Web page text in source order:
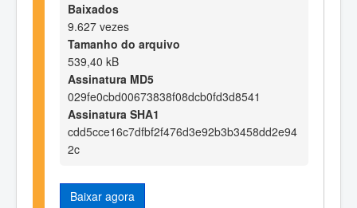
Baixados
9.627 vezes
Tamanho do arquivo
539,40 kB
Assinatura MD5
029fe0cbd00673838f08dcb0fd3d8541
Assinatura SHA1
cdd5cce16c7dfbf2f476d3e92b3b3458dd2e94
2c
Baixar agora